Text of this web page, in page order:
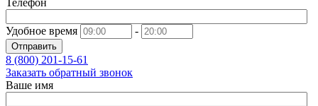
Телефон
Удобное время -
Отправить
8 (800) 201-15-61
Заказать обратный звонок
Ваше имя